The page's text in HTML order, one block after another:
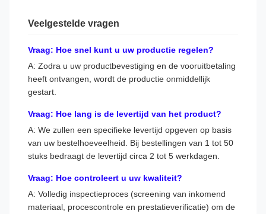
Veelgestelde vragen
Vraag: Hoe snel kunt u uw productie regelen?
A: Zodra u uw productbevestiging en de vooruitbetaling
heeft ontvangen, wordt de productie onmiddellijk
gestart.
Vraag: Hoe lang is de levertijd van het product?
A: We zullen een specifieke levertijd opgeven op basis
van uw bestelhoeveelheid. Bij bestellingen van 1 tot 50
stuks bedraagt ​​de levertijd circa 2 tot 5 werkdagen.
Vraag: Hoe controleert u uw kwaliteit?
A: Volledig inspectieproces (screening van inkomend
materiaal, procescontrole en prestatieverificatie) om de